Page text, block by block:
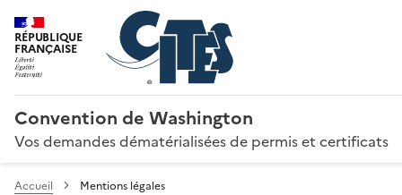
RÉPUBLIQUE
FRANÇAISE
Convention de Washington
Vos demandes dématérialisées de permis et certificats
Accueil Mentions légales